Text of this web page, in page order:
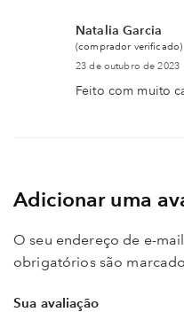
Natalia Garcia
(comprador verificado)
23 de outubro de 2023
Feito com muito
Adicionar uma
O seu endereço de e-
obrigatórios são
Sua avaliação